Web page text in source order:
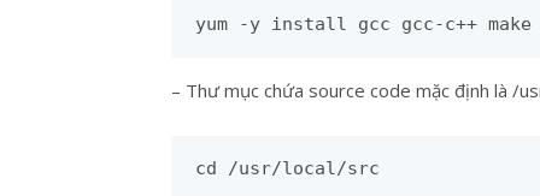
yum -y install gcc gcc-c++
– Thư mục chứa source code mặc định là /
cd /usr/local/src